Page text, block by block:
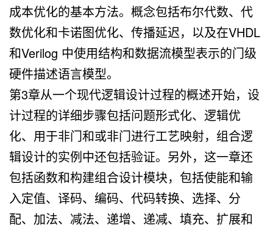
成本优化的基本方法。概念包括布尔代数、代
数优化和卡诺图优化、传播延迟，以及在VHDL
和Verilog 中使用结构和数据流模型表示的门级
硬件描述语言模型。
第3章从一个现代逻辑设计过程的概述开始，设
计过程的详细步骤包括问题形式化、逻辑优
化、用于非门和或非门进行工艺映射，组合逻
辑设计的实例中还包括验证。另外，这一章还
包括函数和构建组合设计模块，包括使能和输
入定值、译码、编码、代码转换、选择、分
配、加法、减法、递增、递减、填充、扩展和